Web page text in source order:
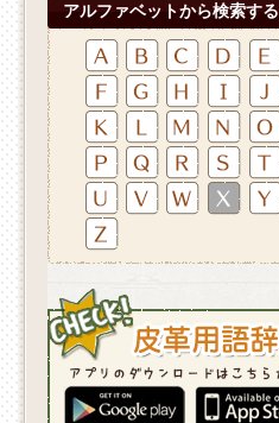
アルファベットから検索する